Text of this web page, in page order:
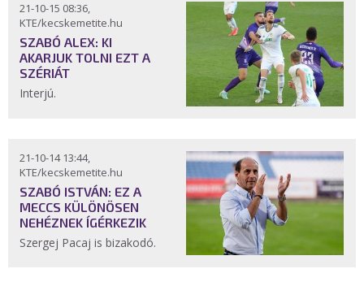
21-10-15 08:36,
KTE/kecskemetite.hu
SZABÓ ALEX: KI
AKARJUK TOLNI EZT A
SZÉRIÁT
Interjú.
21-10-14 13:44,
KTE/kecskemetite.hu
SZABÓ ISTVÁN: EZ A
MECCS KÜLÖNÖSEN
NEHÉZNEK ÍGÉRKEZIK
Szergej Pacaj is bizakodó.